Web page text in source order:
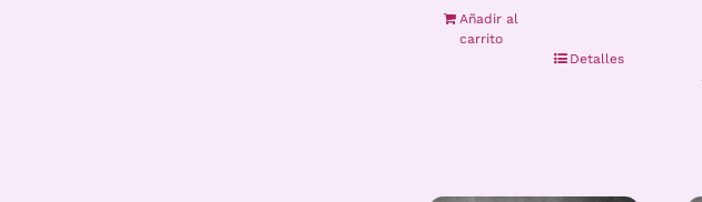
Añadir al
carrito
Detalles